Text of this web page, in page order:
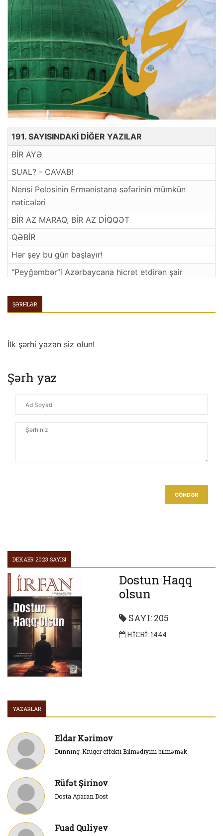
191. SAYISINDAKİ DİĞER YAZILAR
BİR AYƏ
SUAL? - CAVAB!
Nensi Pelosinin Ermənistana səfərinin mümkün
nəticələri
BİR AZ MARAQ, BİR AZ DİQQƏT
QƏBİR
Hər şey bu gün başlayır!
“Peyğəmbər”i Azərbaycana hicrət etdirən şair
MÖVLUD ƏDƏBİYYATI
Həyatın mərkəzi: MƏSCİD
DƏVƏT ELÇİLƏRİ
Rəsulullah və irşad
Məsciddən uzaqlaş(dır)ma!
ŞƏRHLƏR
İlk şərhi yazan siz olun!
Şərh yaz
GÖNDƏR
DEKABR 2023 SAYISI
Dostun Haqq
olsun
SAYI: 205
HİCRİ: 1444
YAZARLAR
Eldar Kərimov
Dunning-Kruger effekti Bilmədiyini bilməmək
Rüfət Şirinov
Dosta Aparan Dost
Fuad Quliyev